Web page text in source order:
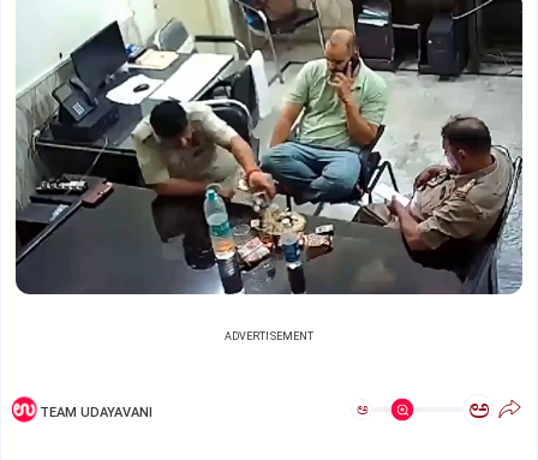
ADVERTISEMENT
TEAM UDAYAVANI ಅ ಅ